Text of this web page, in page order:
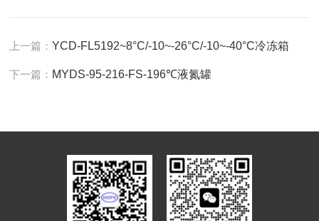
上一篇：YCD-FL5192~8°C/-10~-26°C/-10~-40°C冷冻箱
下一篇： MYDS-95-216-FS-196℃液氮罐